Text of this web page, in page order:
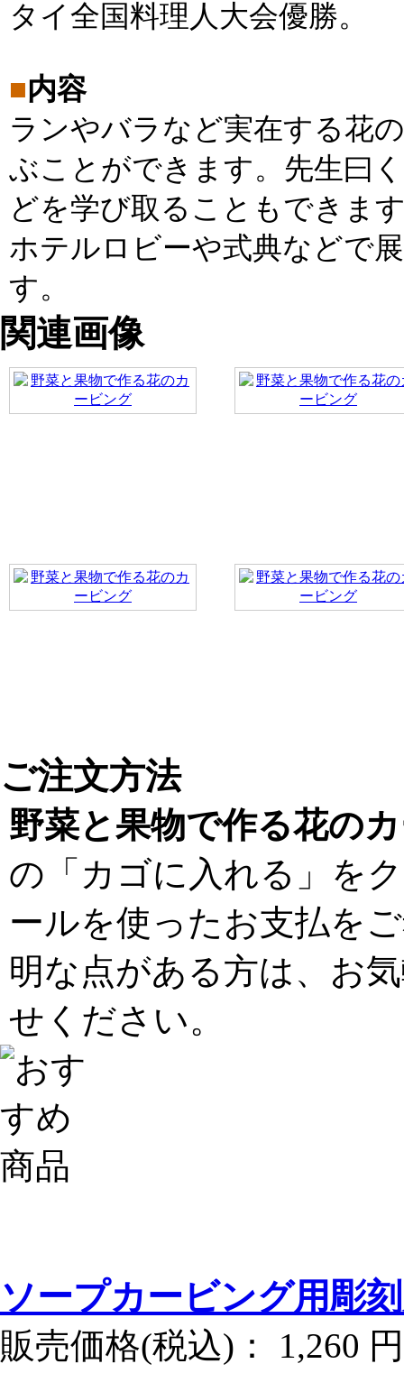
タイ全国料理人大会優勝。
■内容
ランやバラなど実在する花
ぶことができます。先生曰
どを学び取ることもできま
ホテルロビーや式典などで
す。
関連画像
ご注文方法
野菜と果物で作る花の
の「カゴに入れる」を
ールを使ったお支払を
明な点がある方は、お
せください。
ソープカービング用彫
販売価格(税込)： 1,260 円